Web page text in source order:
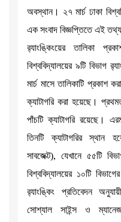
অবস্থান। ২৭ মার্চ ঢাকা
এক সংবাদ বিজ্ঞপ্তিতে এই
র‌্যাংঙ্কিংয়ের তালিকা
বিশ্ববিদ্যালয়ের ৯টি বিভাগ
মার্চ মাসে তালিকাটি প্রকাশ
ক্যাটাগরি করা হয়েছে।
পাঁচটি ক্যাটাগরি রয়েছে।
তিনটি ক্যাটাগরির স্থান
সাবজেক্ট), যেখানে ৫৫টি
বিশ্ববিদ্যালয়ের ১০টি
র‌্যাংঙ্কিং প্রতিবেদন
সোশ্যাল সাইন্স ও